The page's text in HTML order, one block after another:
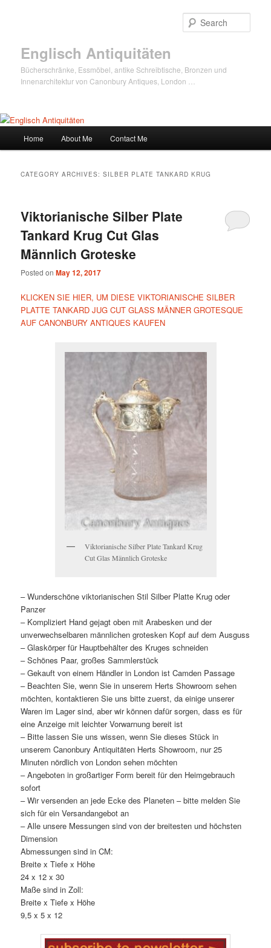
Englisch Antiquitäten
Bücherschränke, Essmöbel, antike Schreibtische, Bronzen und
Innenarchitektur von Canonbury Antiques, London …
Skip
content
Skip
content
Home About Me Contact Me
CATEGORY ARCHIVES:SILBER PLATE TANKARD KRUG
Viktorianische Silber Plate
Tankard Krug Cut Glas
Männlich Groteske
Posted onMay 12, 2017
KLICKEN SIE HIER, UM DIESE VIKTORIANISCHE SILBER
PLATTE TANKARD JUG CUT GLASS MÄNNER GROTESQUE
AUF CANONBURY ANTIQUES KAUFEN
Viktorianische Silber Plate Tankard Krug
Cut Glas Männlich Groteske
– Wunderschöne viktorianischen Stil Silber Platte Krug oder
Panzer
– Kompliziert Hand gejagt oben mit Arabesken und der
unverwechselbaren männlichen grotesken Kopf auf dem Ausguss
– Glaskörper für Hauptbehälter des Kruges schneiden
– Schönes Paar, großes Sammlerstück
– Gekauft von einem Händler in London ist Camden Passage
– Beachten Sie, wenn Sie in unserem Herts Showroom sehen
möchten, kontaktieren Sie uns bitte zuerst, da einige unserer
Waren im Lager sind, aber wir können dafür sorgen, dass es für
eine Anzeige mit leichter Vorwarnung bereit ist
– Bitte lassen Sie uns wissen, wenn Sie dieses Stück in
unserem Canonbury Antiquitäten Herts Showroom, nur 25
Minuten nördlich von London sehen möchten
– Angeboten in großartiger Form bereit für den Heimgebrauch
sofort
– Wir versenden an jede Ecke des Planeten – bitte melden Sie
sich für ein Versandangebot an
– Alle unsere Messungen sind von der breitesten und höchsten
Dimension
Abmessungen sind in CM:
Breite x Tiefe x Höhe
24 x 12 x 30
Maße sind in Zoll:
Breite x Tiefe x Höhe
9,5 x 5 x 12